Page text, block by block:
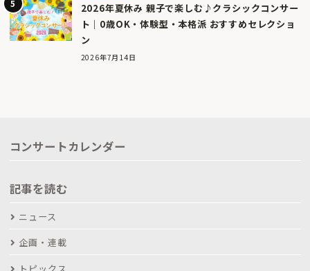
2026年夏休み 親子で楽しむ♪クラシックコンサー
ト｜0歳OK・体験型・本格派 おすすめセレクショ
ン
2026年7月14日
コンサートカレンダー
記事を読む
ニュース
企画・連載
トピックス